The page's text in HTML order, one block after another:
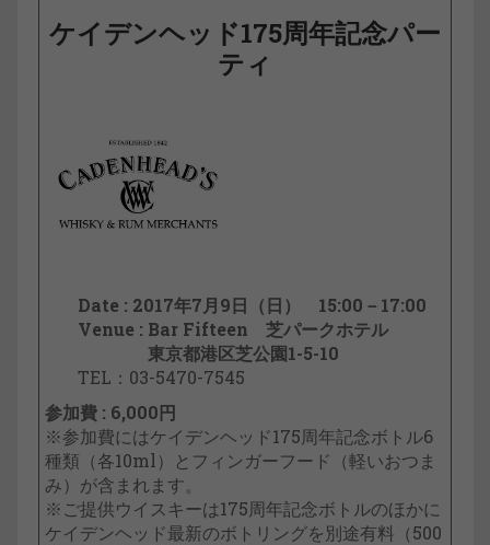
ケイデンヘッド175周年記念パー
ティ
Date : 2017年7月9日（日） 15:00－17:00
Venue : Bar Fifteen 芝パークホテル
東京都港区芝公園1-5-10
TEL：03-5470-7545
参加費 : 6,000円
※参加費にはケイデンヘッド175周年記念ボトル6
種類（各10ml）とフィンガーフード（軽いおつま
み）が含まれます。
※ご提供ウイスキーは175周年記念ボトルのほかに
ケイデンヘッド最新のボトリングを別途有料（500